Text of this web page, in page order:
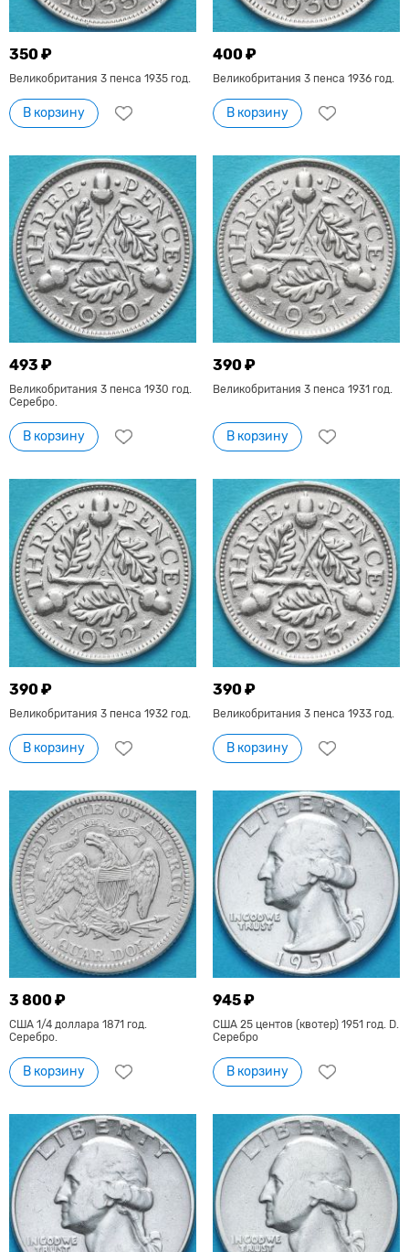
350 ₽
Великобритания 3 пенса 1935 год.
В корзину
400 ₽
Великобритания 3 пенса 1936 год.
В корзину
493 ₽
Великобритания 3 пенса 1930 год.
Серебро.
В корзину
390 ₽
Великобритания 3 пенса 1931 год.
В корзину
390 ₽
Великобритания 3 пенса 1932 год.
В корзину
390 ₽
Великобритания 3 пенса 1933 год.
В корзину
3 800 ₽
США 1/4 доллара 1871 год.
Серебро.
В корзину
945 ₽
США 25 центов (квотер) 1951 год. D.
Серебро
В корзину